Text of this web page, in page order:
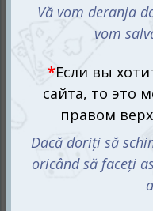
но и обогатят знания
В этой
красочных карточках.
откроет новые
научит видеть
Ребёнку откроется
молекул до галактик!
А вот